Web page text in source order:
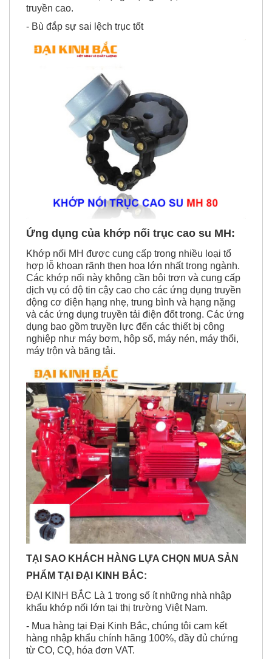
- Bù đắp sự sai lệch trục tốt
Ứng dụng của khớp nối trục cao su MH:
Khớp nối MH được cung cấp trong nhiều loại tổ
hợp lỗ khoan rãnh then hoa lớn nhất trong ngành.
Các khớp nối này không cần bôi trơn và cung cấp
dịch vụ có độ tin cậy cao cho các ứng dụng truyền
động cơ điện hạng nhẹ, trung bình và hạng nặng
và các ứng dụng truyền tải điện đốt trong. Các ứng
dụng bao gồm truyền lực đến các thiết bị công
nghiệp như máy bơm, hộp số, máy nén, máy thổi,
máy trộn và băng tải.
TẠI SAO KHÁCH HÀNG LỰA CHỌN MUA SẢN
PHẨM TẠI ĐẠI KINH BẮC:
ĐẠI KINH BẮC Là 1 trong số ít những nhà nhập
khẩu khớp nối lớn tại thị trường Việt Nam.
- Mua hàng tại Đại Kinh Bắc, chúng tôi cam kết
hàng nhập khẩu chính hãng 100%, đầy đủ chứng
từ CO, CQ, hóa đơn VAT.
- Hệ thống kho hàng trải rộng 3 miền Bắc - Trung -